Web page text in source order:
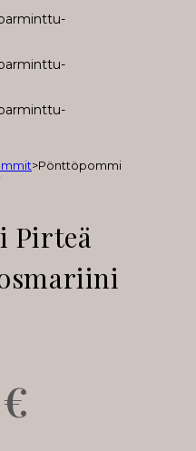
>Pönttöpommi
Pirteä
€